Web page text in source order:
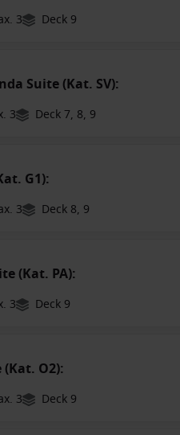
3 Deck 9
Suite (Kat. SV):
3 Deck 7, 8, 9
G1):
3 Deck 8, 9
(Kat. PA):
3 Deck 9
O2):
3 Deck 9